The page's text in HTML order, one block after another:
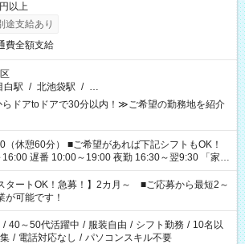
以上
途支給あり
費全額支給
白駅 / 北池袋駅 / …
ドアtoドアで30分以内！≫ご希望の勤務地を紹介
希望があれば下記シフトもOK！
遅番 10:00～19:00 夜勤 16:30～翌9:30 「家族
せたい」 「余裕を持って夕飯の準備がしたい」
残業はしたくない」 など、ご希望を教えてください
のお仕事の勤務時間。 合計で週40時間を超える場
ません。
タートOK！急募！】2カ月～ ■ご応募から最短2～
が可能です！
/ 40～50代活躍中 / 服装自由 / シフト勤務 / 10名以
/ 電話対応なし / パソコンスキル不要